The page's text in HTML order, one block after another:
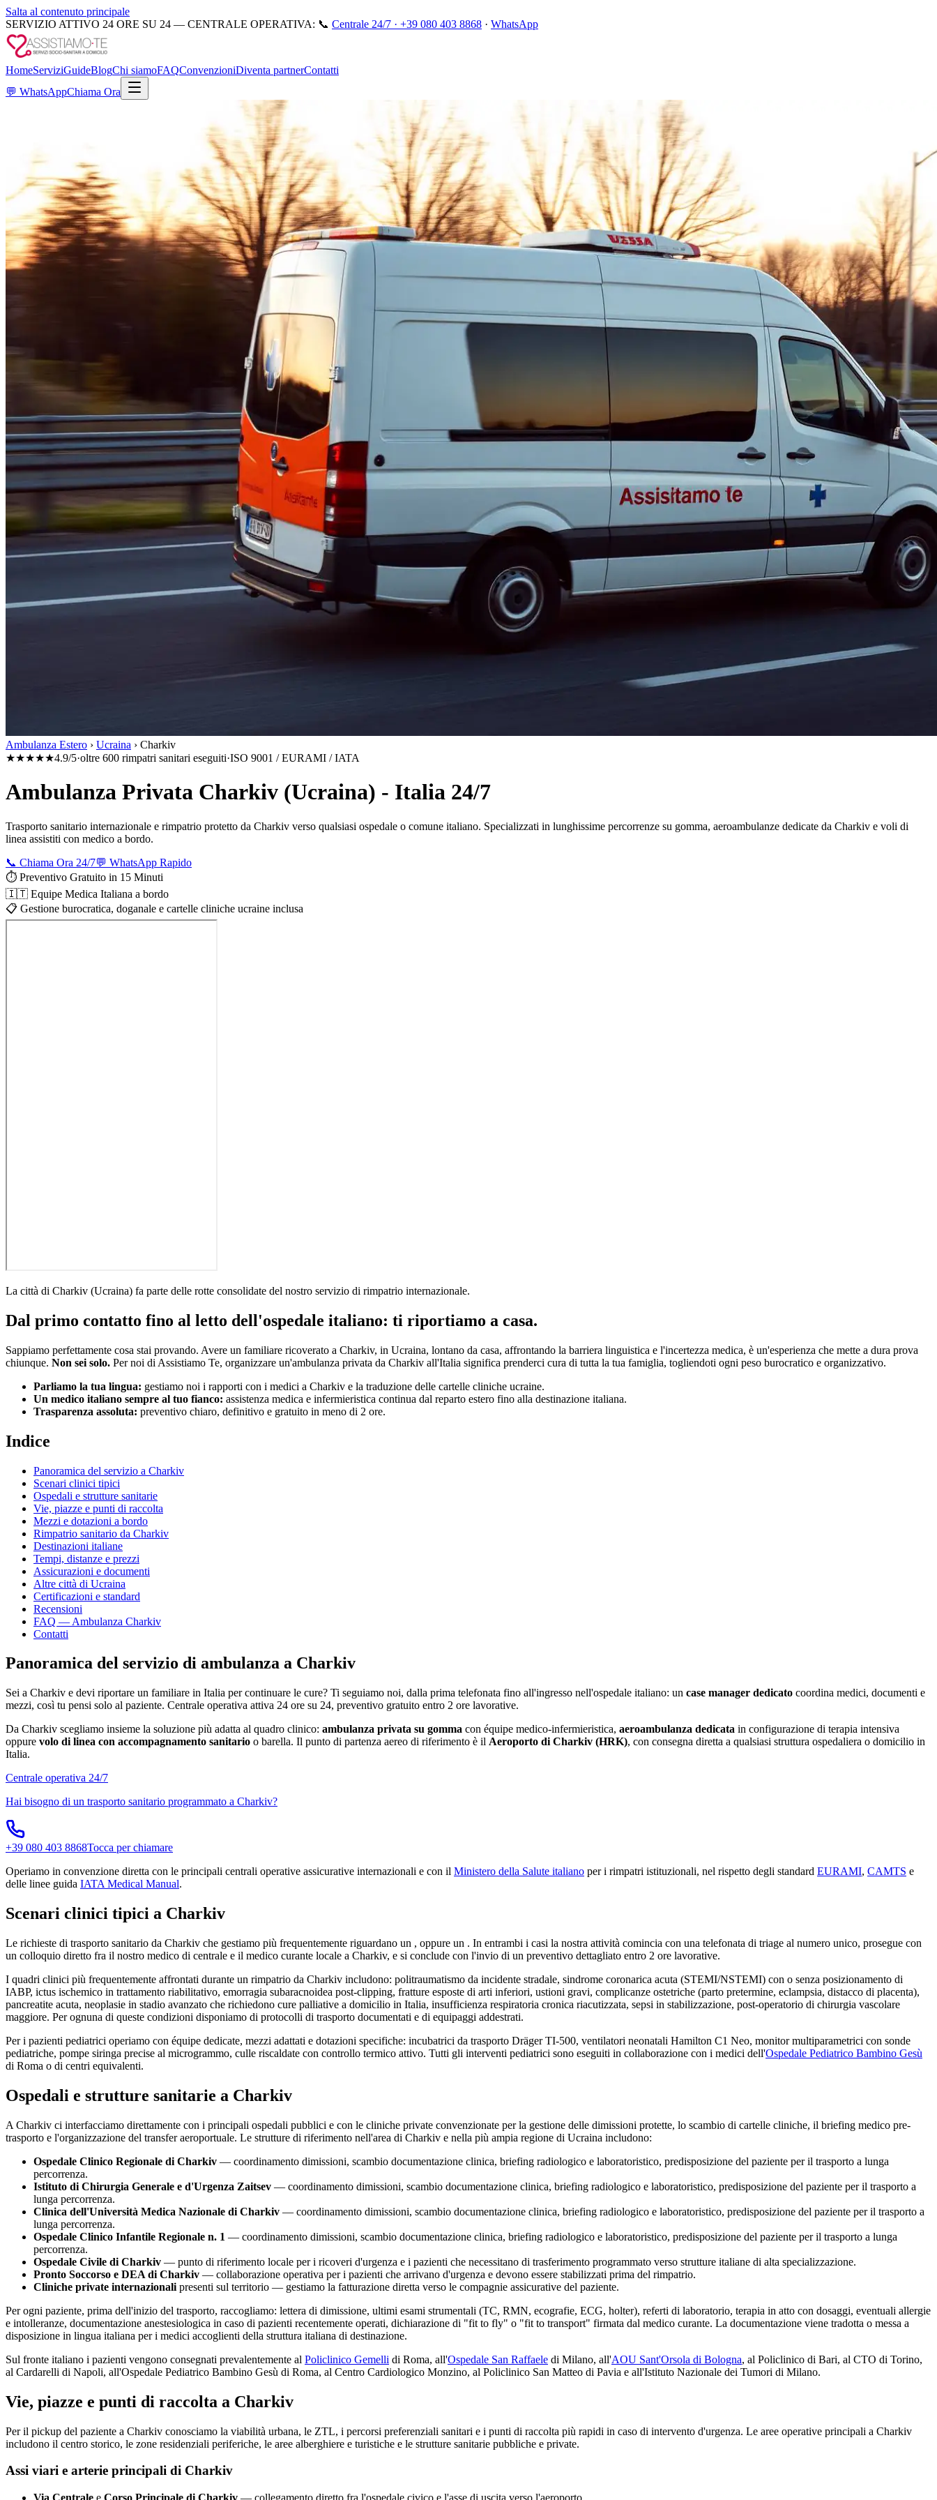
Salta al contenuto principale
SERVIZIO ATTIVO 24 ORE SU 24 — CENTRALE OPERATIVA: 📞 Centrale 24/7 · +39 080 403 8868 · WhatsApp
HomeServiziGuideBlogChi siamoFAQConvenzioniDiventa partnerContatti
💬 WhatsAppChiama Ora
Ambulanza Estero › Ucraina › Charkiv
★★★★★4.9/5·oltre 600 rimpatri sanitari eseguiti·ISO 9001 / EURAMI / IATA
Ambulanza Privata Charkiv (Ucraina) - Italia 24/7
Trasporto sanitario internazionale e rimpatrio protetto da Charkiv verso qualsiasi ospedale o comune italiano. Specializzati in lunghissime percorrenze su gomma, aeroambulanze dedicate da Charkiv e voli di
linea assistiti con medico a bordo.
📞 Chiama Ora 24/7💬 WhatsApp Rapido
⏱️ Preventivo Gratuito in 15 Minuti
🇮🇹 Equipe Medica Italiana a bordo
📋 Gestione burocratica, doganale e cartelle cliniche ucraine inclusa
La città di Charkiv (Ucraina) fa parte delle rotte consolidate del nostro servizio di rimpatrio internazionale.
Dal primo contatto fino al letto dell'ospedale italiano: ti riportiamo a casa.
Sappiamo perfettamente cosa stai provando. Avere un familiare ricoverato a Charkiv, in Ucraina, lontano da casa, affrontando la barriera linguistica e l'incertezza medica, è un'esperienza che mette a dura prova
chiunque. Non sei solo. Per noi di Assistiamo Te, organizzare un'ambulanza privata da Charkiv all'Italia significa prenderci cura di tutta la tua famiglia, togliendoti ogni peso burocratico e organizzativo.
Parliamo la tua lingua: gestiamo noi i rapporti con i medici a Charkiv e la traduzione delle cartelle cliniche ucraine.
Un medico italiano sempre al tuo fianco: assistenza medica e infermieristica continua dal reparto estero fino alla destinazione italiana.
Trasparenza assoluta: preventivo chiaro, definitivo e gratuito in meno di 2 ore.
Indice
Panoramica del servizio a Charkiv
Scenari clinici tipici
Ospedali e strutture sanitarie
Vie, piazze e punti di raccolta
Mezzi e dotazioni a bordo
Rimpatrio sanitario da Charkiv
Destinazioni italiane
Tempi, distanze e prezzi
Assicurazioni e documenti
Altre città di Ucraina
Certificazioni e standard
Recensioni
FAQ — Ambulanza Charkiv
Contatti
Panoramica del servizio di ambulanza a Charkiv
Sei a Charkiv e devi riportare un familiare in Italia per continuare le cure? Ti seguiamo noi, dalla prima telefonata fino all'ingresso nell'ospedale italiano: un case manager dedicato coordina medici, documenti e
mezzi, così tu pensi solo al paziente. Centrale operativa attiva 24 ore su 24, preventivo gratuito entro 2 ore lavorative.
Da Charkiv scegliamo insieme la soluzione più adatta al quadro clinico: ambulanza privata su gomma con équipe medico-infermieristica, aeroambulanza dedicata in configurazione di terapia intensiva
oppure volo di linea con accompagnamento sanitario o barella. Il punto di partenza aereo di riferimento è il Aeroporto di Charkiv (HRK), con consegna diretta a qualsiasi struttura ospedaliera o domicilio in
Italia.
Centrale operativa 24/7
Hai bisogno di un trasporto sanitario programmato a Charkiv?
+39 080 403 8868Tocca per chiamare
Operiamo in convenzione diretta con le principali centrali operative assicurative internazionali e con il Ministero della Salute italiano per i rimpatri istituzionali, nel rispetto degli standard EURAMI, CAMTS e
delle linee guida IATA Medical Manual.
Scenari clinici tipici a Charkiv
Le richieste di trasporto sanitario da Charkiv che gestiamo più frequentemente riguardano un , oppure un . In entrambi i casi la nostra attività comincia con una telefonata di triage al numero unico, prosegue con
un colloquio diretto fra il nostro medico di centrale e il medico curante locale a Charkiv, e si conclude con l'invio di un preventivo dettagliato entro 2 ore lavorative.
I quadri clinici più frequentemente affrontati durante un rimpatrio da Charkiv includono: politraumatismo da incidente stradale, sindrome coronarica acuta (STEMI/NSTEMI) con o senza posizionamento di
IABP, ictus ischemico in trattamento riabilitativo, emorragia subaracnoidea post-clipping, fratture esposte di arti inferiori, ustioni gravi, complicanze ostetriche (parto pretermine, eclampsia, distacco di placenta),
pancreatite acuta, neoplasie in stadio avanzato che richiedono cure palliative a domicilio in Italia, insufficienza respiratoria cronica riacutizzata, sepsi in stabilizzazione, post-operatorio di chirurgia vascolare
maggiore. Per ognuna di queste condizioni disponiamo di protocolli di trasporto documentati e di equipaggi addestrati.
Per i pazienti pediatrici operiamo con équipe dedicate, mezzi adattati e dotazioni specifiche: incubatrici da trasporto Dräger TI-500, ventilatori neonatali Hamilton C1 Neo, monitor multiparametrici con sonde
pediatriche, pompe siringa precise al microgrammo, culle riscaldate con controllo termico attivo. Tutti gli interventi pediatrici sono eseguiti in collaborazione con i medici dell'Ospedale Pediatrico Bambino Gesù
di Roma o di centri equivalenti.
Ospedali e strutture sanitarie a Charkiv
A Charkiv ci interfacciamo direttamente con i principali ospedali pubblici e con le cliniche private convenzionate per la gestione delle dimissioni protette, lo scambio di cartelle cliniche, il briefing medico pre-
trasporto e l'organizzazione del transfer aeroportuale. Le strutture di riferimento nell'area di Charkiv e nella più ampia regione di Ucraina includono:
Ospedale Clinico Regionale di Charkiv — coordinamento dimissioni, scambio documentazione clinica, briefing radiologico e laboratoristico, predisposizione del paziente per il trasporto a lunga
percorrenza.
Istituto di Chirurgia Generale e d'Urgenza Zaitsev — coordinamento dimissioni, scambio documentazione clinica, briefing radiologico e laboratoristico, predisposizione del paziente per il trasporto a
lunga percorrenza.
Clinica dell'Università Medica Nazionale di Charkiv — coordinamento dimissioni, scambio documentazione clinica, briefing radiologico e laboratoristico, predisposizione del paziente per il trasporto a
lunga percorrenza.
Ospedale Clinico Infantile Regionale n. 1 — coordinamento dimissioni, scambio documentazione clinica, briefing radiologico e laboratoristico, predisposizione del paziente per il trasporto a lunga
percorrenza.
Ospedale Civile di Charkiv — punto di riferimento locale per i ricoveri d'urgenza e i pazienti che necessitano di trasferimento programmato verso strutture italiane di alta specializzazione.
Pronto Soccorso e DEA di Charkiv — collaborazione operativa per i pazienti che arrivano d'urgenza e devono essere stabilizzati prima del rimpatrio.
Cliniche private internazionali presenti sul territorio — gestiamo la fatturazione diretta verso le compagnie assicurative del paziente.
Per ogni paziente, prima dell'inizio del trasporto, raccogliamo: lettera di dimissione, ultimi esami strumentali (TC, RMN, ecografie, ECG, holter), referti di laboratorio, terapia in atto con dosaggi, eventuali allergie
e intolleranze, documentazione anestesiologica in caso di pazienti recentemente operati, dichiarazione di "fit to fly" o "fit to transport" firmata dal medico curante. La documentazione viene tradotta o messa a
disposizione in lingua italiana per i medici accoglienti della struttura italiana di destinazione.
Sul fronte italiano i pazienti vengono consegnati prevalentemente al Policlinico Gemelli di Roma, all'Ospedale San Raffaele di Milano, all'AOU Sant'Orsola di Bologna, al Policlinico di Bari, al CTO di Torino,
al Cardarelli di Napoli, all'Ospedale Pediatrico Bambino Gesù di Roma, al Centro Cardiologico Monzino, al Policlinico San Matteo di Pavia e all'Istituto Nazionale dei Tumori di Milano.
Vie, piazze e punti di raccolta a Charkiv
Per il pickup del paziente a Charkiv conosciamo la viabilità urbana, le ZTL, i percorsi preferenziali sanitari e i punti di raccolta più rapidi in caso di intervento d'urgenza. Le aree operative principali a Charkiv
includono il centro storico, le zone residenziali periferiche, le aree alberghiere e turistiche e le strutture sanitarie pubbliche e private.
Assi viari e arterie principali di Charkiv